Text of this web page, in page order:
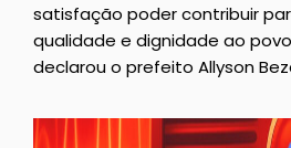
satisfação poder contribuir
qualidade e dignidade ao
declarou o prefeito Allyson